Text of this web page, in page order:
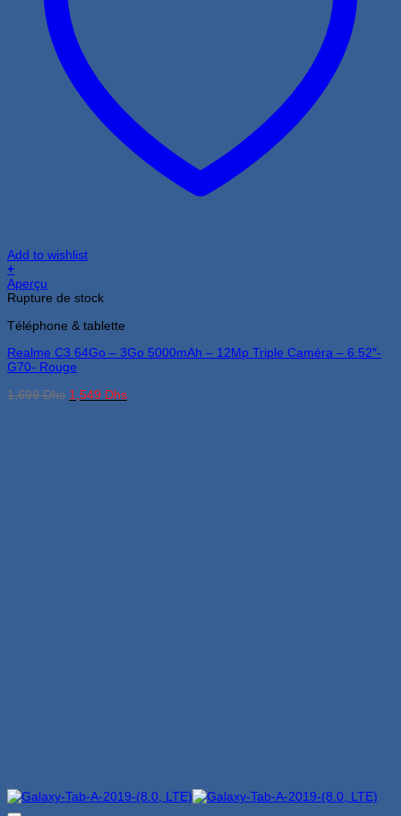
Add to wishlist
+
Aperçu
Rupture de stock
Téléphone & tablette
Realme C3 64Go – 3Go 5000mAh – 12Mp Triple Caméra – 6.52″-
G70- Rouge
1,699Dhs Le
1,549 DhsLe